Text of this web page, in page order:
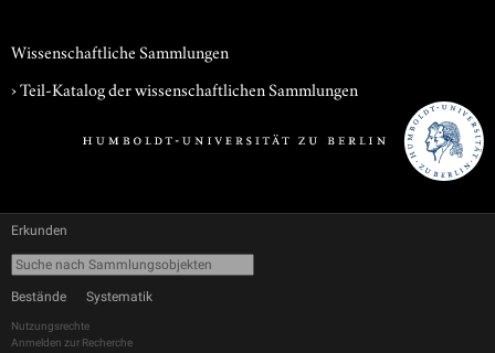
Wissenschaftliche Sammlungen
› Teil-Katalog der wissenschaftlichen Sammlungen
Erkunden
Bestände Systematik
Nutzungsrechte
Anmelden zur Recherche